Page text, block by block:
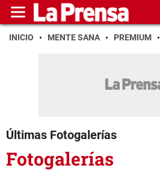
INICIO MENTE SANA PREMIUM
Últimas Fotogalerías
Fotogalerías